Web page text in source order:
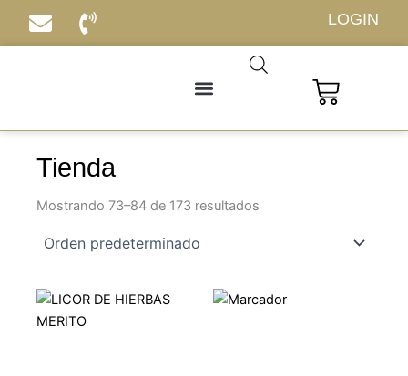
LOGIN
Carrito
Tienda
Mostrando 73–84 de 173 resultados